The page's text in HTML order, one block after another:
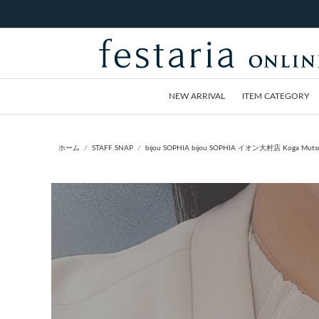
NEW ARRIVAL ITEM CATEGORY
ホーム STAFF SNAP bijou SOPHIA bijou SOPHIA イオン大村店 Koga